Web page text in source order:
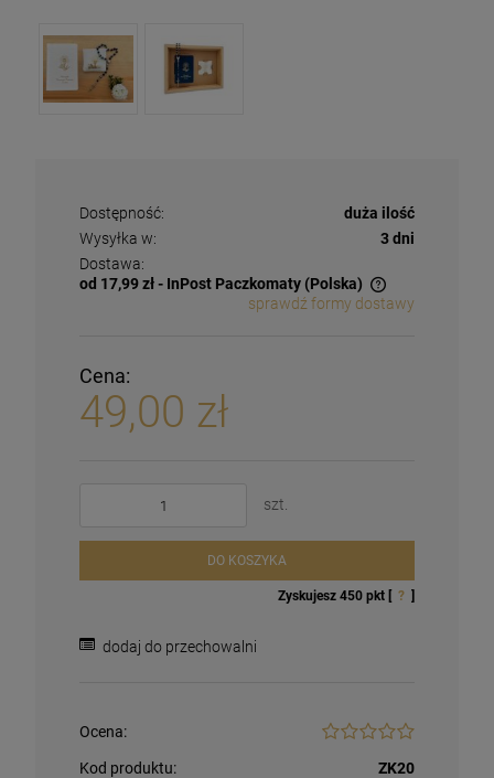
Dostępność:
duża ilość
Wysyłka w:
3 dni
Dostawa:
od 17,99 zł- InPost Paczkomaty (Polska)
sprawdź formy dostawy
Cena:
49,00 zł
szt.
DO KOSZYKA
Zyskujesz 450 pkt [ ? ]
dodaj do przechowalni
Ocena:
Kod produktu: ZK20